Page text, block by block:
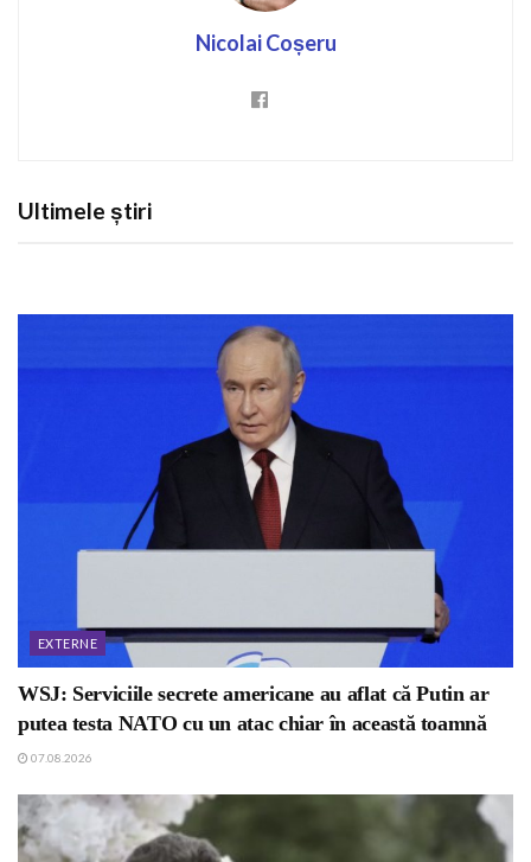
Nicolai Coșeru
Ultimele știri
EXTERNE
WSJ: Serviciile secrete americane au aflat că Putin ar
putea testa NATO cu un atac chiar în această toamnă
07.08.2026